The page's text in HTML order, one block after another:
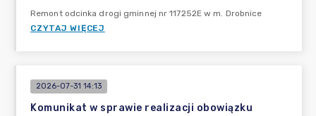
Remont odcinka drogi gminnej nr 117252E w m. Drobnice
CZYTAJ WIĘCEJ
2026-07-31 14:13
Komunikat w sprawie realizacji obowiązku